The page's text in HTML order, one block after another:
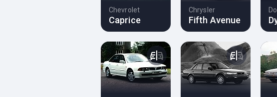
Chevrolet
Caprice
Chrysler
Fifth Avenue